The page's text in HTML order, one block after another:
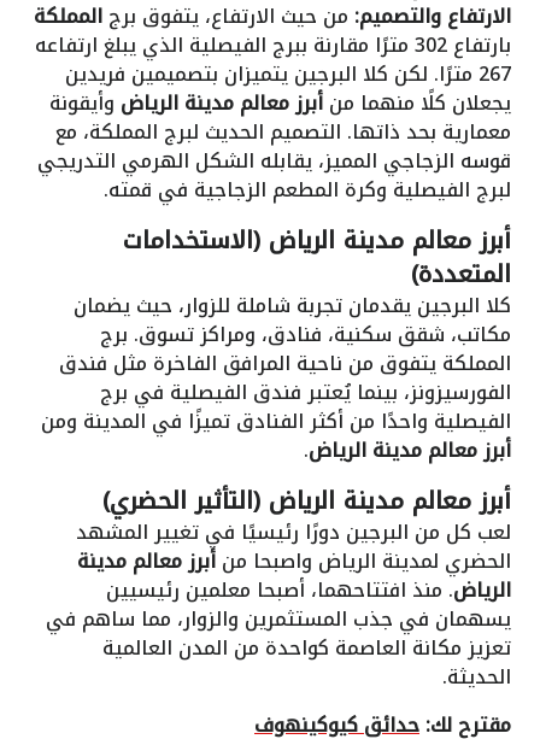
الارتفاع والتصميم: من حيث الارتفاع، يتفوق برجالمملكة
بارتفاع 302 مترًا مقارنة ببرج الفيصلية الذي يبلغ ارتفاعه
267 مترًا. لكن كلا البرجين يتميزان بتصميمين فريدين
يجعلان كلًا منهما منأبرز معالم مدينة الرياض وأيقونة
معمارية بحد ذاتها. التصميم الحديث لبرج المملكة، مع
قوسه الزجاجي المميز، يقابله الشكل الهرمي التدريجي
لبرج الفيصلية وكرة المطعم الزجاجية في قمته.
أبرز معالم مدينة الرياض (الاستخدامات
المتعددة)
كلا البرجين يقدمان تجربة شاملة للزوار، حيث يضمان
مكاتب، شقق سكنية، فنادق، ومراكز تسوق. برج
المملكة يتفوق من ناحية المرافق الفاخرة مثل فندق
الفورسيزونز، بينما يُعتبر فندق الفيصلية في برج
الفيصلية واحدًا من أكثر الفنادق تميزًا في المدينة ومن
أبرز معالم مدينة الرياض.
أبرز معالم مدينة الرياض (التأثير الحضري)
لعب كل من البرجين دورًا رئيسيًا في تغيير المشهد
الحضري لمدينة الرياض واصبحا منأبرز معالم مدينة
الرياض. منذ افتتاحهما، أصبحا معلمين رئيسيين
يسهمان في جذب المستثمرين والزوار، مما ساهم في
تعزيز مكانة العاصمة كواحدة من المدن العالمية
الحديثة.
مقترح لك:حدائق كيوكينهوف